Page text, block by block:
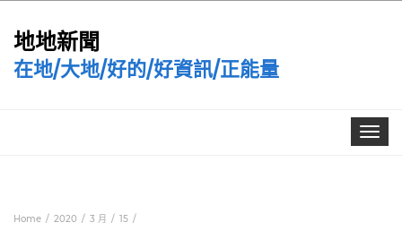
地地新聞
在地/大地/好的/好資訊/正能量
Toggle
Home 2020 3 月
15